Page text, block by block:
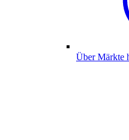
Über Märkte